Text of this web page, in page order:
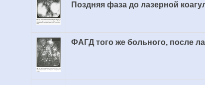
Поздняя фаза до лазерной
ФАГД того же больного, после